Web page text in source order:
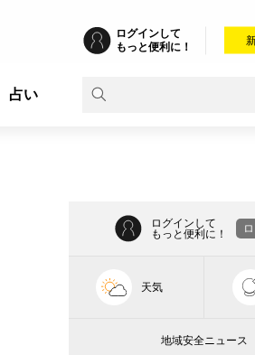
ログインして
もっと便利に！
占い
ログインして
もっと便利に！
天気
地域安全ニュース